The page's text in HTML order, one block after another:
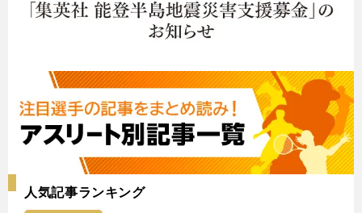
人気記事ランキング